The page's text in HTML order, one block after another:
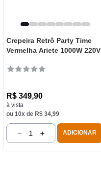
Crepeira Retrô Party Time
Vermelha Ariete 1000W 220V
R$ 349,90
à vista
ou 10x de R$ 34,99
＋
－ ADICIONAR